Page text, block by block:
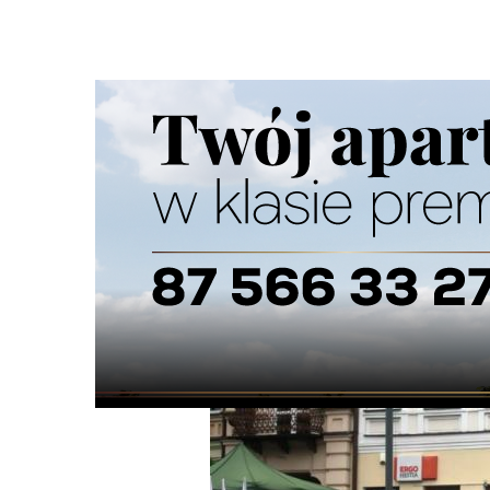
Ścieżka
nawigacyjna
Strona główna
Z ŻYCIA MIASTA 08/11/2025/ 0 Komentarzy
Narodowe Święto Niepodległości 11